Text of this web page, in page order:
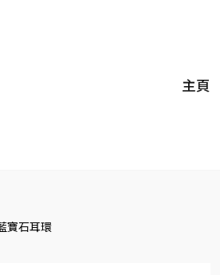
主頁
寶石耳環